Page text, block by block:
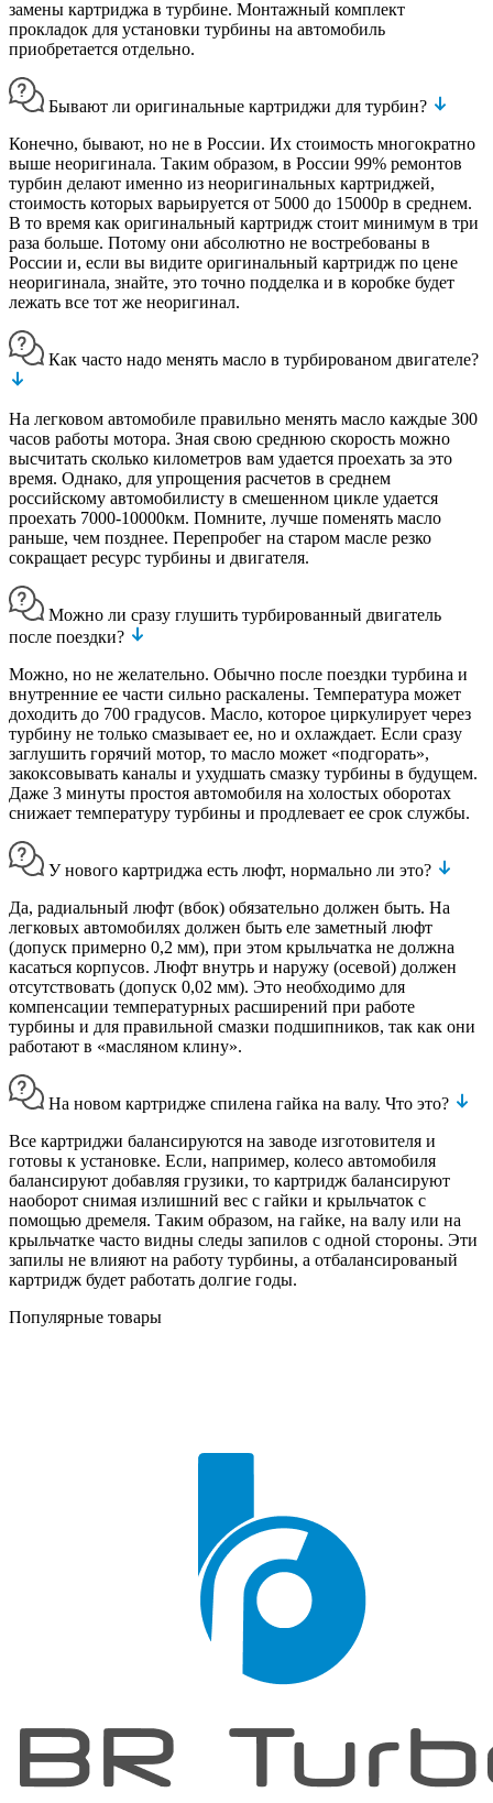
замены картриджа в турбине. Монтажный комплект
прокладок для установки турбины на автомобиль
приобретается отдельно.
Бывают ли оригинальные картриджи для турбин?
Конечно, бывают, но не в России. Их стоимость многократно
выше неоригинала. Таким образом, в России 99% ремонтов
турбин делают именно из неоригинальных картриджей,
стоимость которых варьируется от 5000 до 15000р в среднем.
В то время как оригинальный картридж стоит минимум в три
раза больше. Потому они абсолютно не востребованы в
России и, если вы видите оригинальный картридж по цене
неоригинала, знайте, это точно подделка и в коробке будет
лежать все тот же неоригинал.
Как часто надо менять масло в турбированом двигателе?
На легковом автомобиле правильно менять масло каждые 300
часов работы мотора. Зная свою среднюю скорость можно
высчитать сколько километров вам удается проехать за это
время. Однако, для упрощения расчетов в среднем
российскому автомобилисту в смешенном цикле удается
проехать 7000-10000км. Помните, лучше поменять масло
раньше, чем позднее. Перепробег на старом масле резко
сокращает ресурс турбины и двигателя.
Можно ли сразу глушить турбированный двигатель
после поездки?
Можно, но не желательно. Обычно после поездки турбина и
внутренние ее части сильно раскалены. Температура может
доходить до 700 градусов. Масло, которое циркулирует через
турбину не только смазывает ее, но и охлаждает. Если сразу
заглушить горячий мотор, то масло может «подгорать»,
закоксовывать каналы и ухудшать смазку турбины в будущем.
Даже 3 минуты простоя автомобиля на холостых оборотах
снижает температуру турбины и продлевает ее срок службы.
У нового картриджа есть люфт, нормально ли это?
Да, радиальный люфт (вбок) обязательно должен быть. На
легковых автомобилях должен быть еле заметный люфт
(допуск примерно 0,2 мм), при этом крыльчатка не должна
касаться корпусов. Люфт внутрь и наружу (осевой) должен
отсутствовать (допуск 0,02 мм). Это необходимо для
компенсации температурных расширений при работе
турбины и для правильной смазки подшипников, так как они
работают в «масляном клину».
На новом картридже спилена гайка на валу. Что это?
Все картриджи балансируются на заводе изготовителя и
готовы к установке. Если, например, колесо автомобиля
балансируют добавляя грузики, то картридж балансируют
наоборот снимая излишний вес с гайки и крыльчаток с
помощью дремеля. Таким образом, на гайке, на валу или на
крыльчатке часто видны следы запилов с одной стороны. Эти
запилы не влияют на работу турбины, а отбалансированый
картридж будет работать долгие годы.
Популярные товары